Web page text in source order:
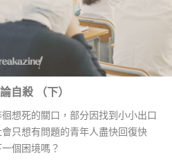
自殺 （下）
想死的關口，部分因找到小小出口
只想有問題的青年人盡快回復快
個困境嗎？